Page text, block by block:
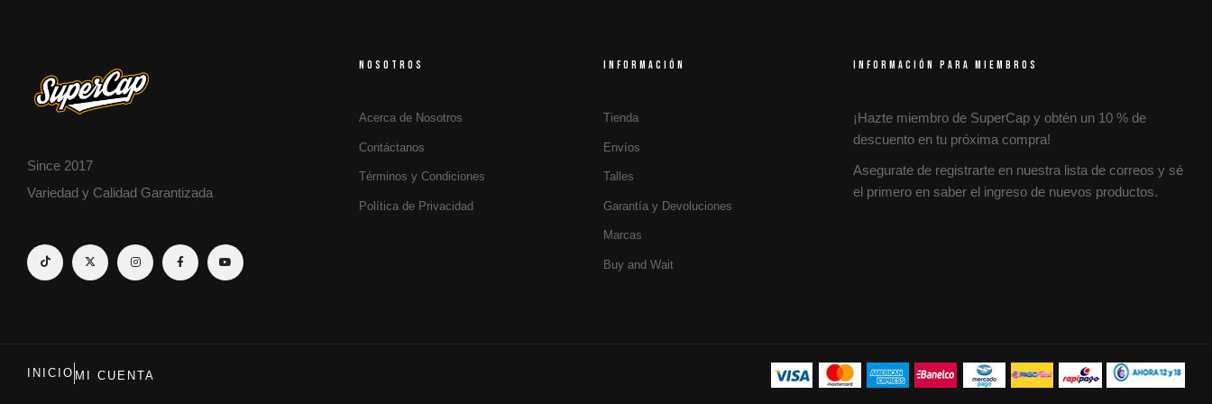
Since 2017
Variedad y Calidad Garantizada
NOSOTROS
Acerca de Nosotros
Contáctanos
Términos y Condiciones
Política de Privacidad
INFORMACIÓN
Tienda
Envíos
Talles
Garantía y Devoluciones
Marcas
Buy and Wait
INFORMACIÓN PARA MIEMBROS
¡Hazte miembro de SuperCap y obtén un 10 % de
descuento en tu próxima compra!
Asegurate de registrarte en nuestra lista de correos y sé
el primero en saber el ingreso de nuevos productos.
INICIO MI CUENTA